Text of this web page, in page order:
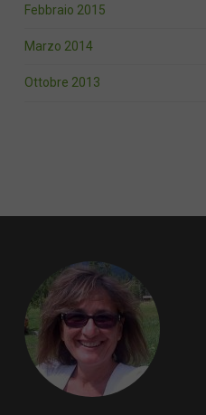
Febbraio 2015
Marzo 2014
Ottobre 2013